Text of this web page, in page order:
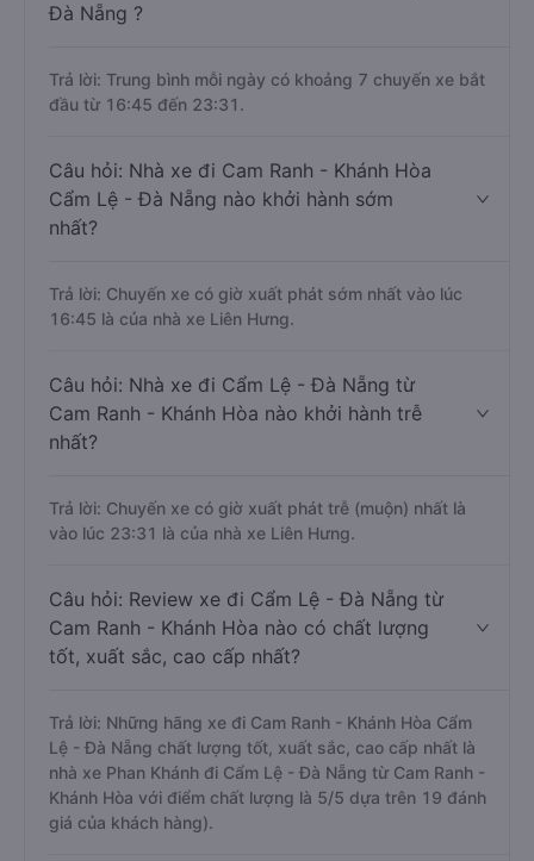
Đà Nẵng ?
Trả lời: Trung bình mỗi ngày có khoảng 7 chuyến xe bắt
đầu từ 16:45 đến 23:31.
Câu hỏi: Nhà xe đi Cam Ranh - Khánh Hòa
Cẩm Lệ - Đà Nẵng nào khởi hành sớm
nhất?
Trả lời: Chuyến xe có giờ xuất phát sớm nhất vào lúc
16:45 là của nhà xe Liên Hưng.
Câu hỏi: Nhà xe đi Cẩm Lệ - Đà Nẵng từ
Cam Ranh - Khánh Hòa nào khởi hành trễ
nhất?
Trả lời: Chuyến xe có giờ xuất phát trễ (muộn) nhất là
vào lúc 23:31 là của nhà xe Liên Hưng.
Câu hỏi: Review xe đi Cẩm Lệ - Đà Nẵng từ
Cam Ranh - Khánh Hòa nào có chất lượng
tốt, xuất sắc, cao cấp nhất?
Trả lời: Những hãng xe đi Cam Ranh - Khánh Hòa Cẩm
Lệ - Đà Nẵng chất lượng tốt, xuất sắc, cao cấp nhất là
nhà xe Phan Khánh đi Cẩm Lệ - Đà Nẵng từ Cam Ranh -
Khánh Hòa với điểm chất lượng là 5/5 dựa trên 19 đánh
giá của khách hàng).